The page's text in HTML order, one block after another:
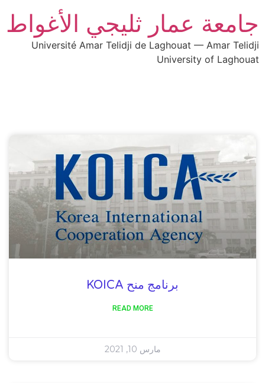
جامعة عمار ثليجي الأغواط
Université Amar Telidji de Laghouat — Amar Telidji
University of Laghouat
برنامج منح KOICA
READ MORE
مارس 10, 2021